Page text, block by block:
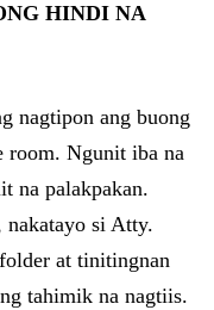
HINDI NA
nagtipon ang buong
room. Ngunit iba na
na palakpakan.
nakatayo si Atty.
at tinitingnan
tahimik na nagtiis.